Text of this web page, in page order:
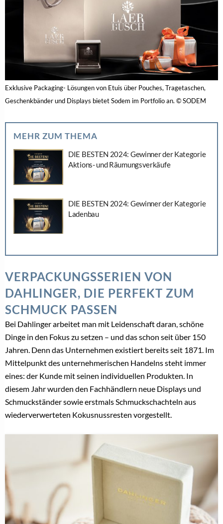
Exklusive Packaging- Lösungen von Etuis über Pouches, Tragetaschen,
Geschenkbänder und Displays bietet Sodem im Portfolio an. © SODEM
MEHR ZUM THEMA
DIE BESTEN 2024: Gewinner der Kategorie
Aktions- und Räumungsverkäufe
DIE BESTEN 2024: Gewinner der Kategorie
Ladenbau
VERPACKUNGSSERIEN VON
DAHLINGER, DIE PERFEKT ZUM
SCHMUCK PASSEN
Bei Dahlinger arbeitet man mit Leidenschaft daran, schöne
Dinge in den Fokus zu setzen – und das schon seit über 150
Jahren. Denn das Unternehmen existiert bereits seit 1871. Im
Mittelpunkt des unternehmerischen Handelns steht immer
eines: der Kunde mit seinen individuellen Produkten. In
diesem Jahr wurden den Fachhändlern neue Displays und
Schmuckständer sowie erstmals Schmuckschachteln aus
wiederverwerteten Kokusnussresten vorgestellt.